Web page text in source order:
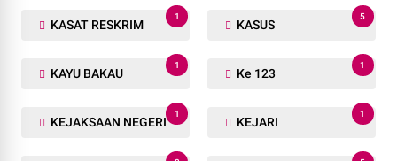
KASAT RESKRIM
1
KASUS
5
KAYU BAKAU
1
Ke 123
1
KEJAKSAAN NEGERI
1
KEJARI
1